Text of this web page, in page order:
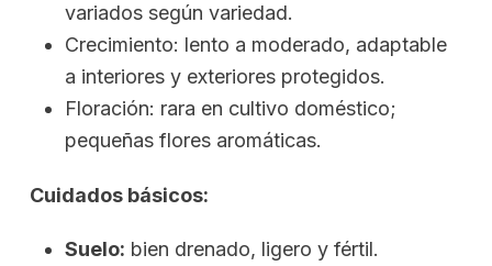
variados según variedad.
Crecimiento: lento a moderado, adaptable
a interiores y exteriores protegidos.
Floración: rara en cultivo doméstico;
pequeñas flores aromáticas.
Cuidados básicos:
Suelo: bien drenado, ligero y fértil.